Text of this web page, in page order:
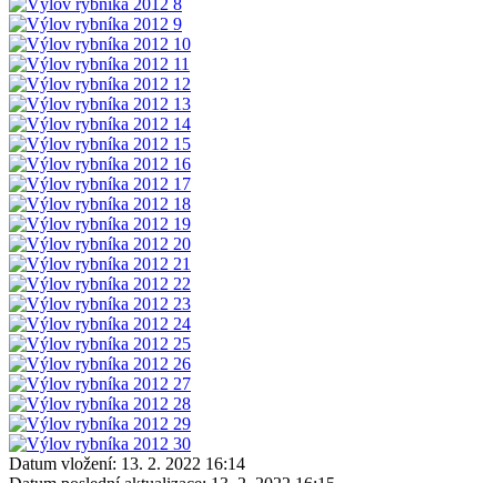
Datum vložení: 13. 2. 2022 16:14